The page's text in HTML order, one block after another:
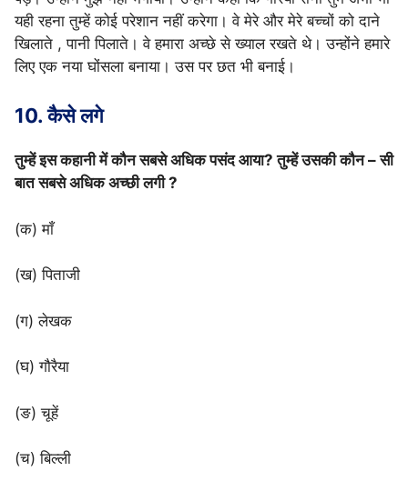
यही रहना तुम्हें कोई परेशान नहीं करेगा। वे मेरे और मेरे बच्चों को दाने
खिलाते , पानी पिलाते। वे हमारा अच्छे से ख्याल रखते थे। उन्होंने हमारे
लिए एक नया घोंसला बनाया। उस पर छत भी बनाई।
10. कैसे लगे
तुम्हें इस कहानी में कौन सबसे अधिक पसंद आया? तुम्हें उसकी कौन – सी
बात सबसे अधिक अच्छी लगी ?
(क) माँ
(ख) पिताजी
(ग) लेखक
(घ) गौरैया
(ङ) चूहें
(च) बिल्ली